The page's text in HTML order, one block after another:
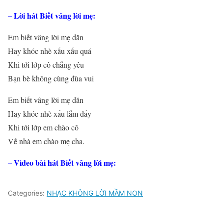
– Lời hát Biết vâng lời mẹ:
Em biết vâng lời mẹ dăn
Hay khóc nhè xấu xấu quá
Khi tới lớp cô chẳng yêu
Bạn bè không cùng đùa vui
Em biết vâng lời mẹ dăn
Hay khóc nhè xấu lắm đấy
Khi tới lớp em chào cô
Về nhà em chào mẹ cha.
– Video bài hát Biết vâng lời mẹ:
Categories: NHẠC KHÔNG LỜI MẦM NON